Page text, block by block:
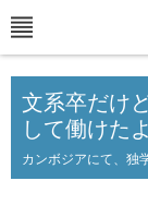
文系卒だけ
して働けたよ
カンボジアにて、独